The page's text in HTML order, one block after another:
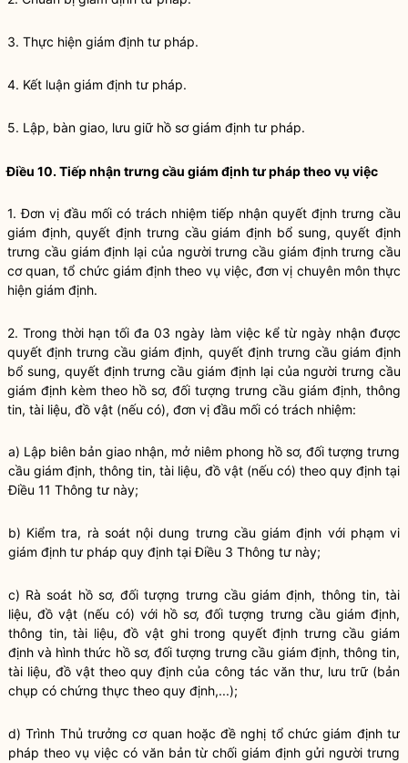
3. Thực hiện giám định tư pháp.
4. Kết luận giám định tư pháp.
5. Lập, bàn giao, lưu giữ hồ sơ giám định tư pháp.
Điều 10. Tiếp nhận trưng cầu giám định tư pháp theo vụ việc
1. Đơn vị đầu mối có trách nhiệm tiếp nhận quyết định trưng cầu
giám định, quyết định trưng cầu giám định bổ sung, quyết định
trưng cầu giám định lại của người trưng cầu giám định trưng cầu
cơ quan, tổ chức giám định theo vụ việc, đơn vị chuyên môn thực
hiện giám định.
2. Trong thời hạn tối đa 03 ngày làm việc kể từ ngày nhận được
quyết định trưng cầu giám định, quyết định trưng cầu giám định
bổ sung, quyết định trưng cầu giám định lại của người trưng cầu
giám định kèm theo hồ sơ, đối tượng trưng cầu giám định, thông
tin, tài liệu, đồ vật (nếu có), đơn vị đầu mối có trách nhiệm:
a) Lập biên bản giao nhận, mở niêm phong hồ sơ, đối tượng trưng
cầu giám định, thông tin, tài liệu, đồ vật (nếu có) theo quy định tại
Điều 11 Thông tư này;
b) Kiểm tra, rà soát nội dung trưng cầu giám định với phạm vi
giám định tư pháp quy định tại Điều 3 Thông tư này;
c) Rà soát hồ sơ, đối tượng trưng cầu giám định, thông tin, tài
liệu, đồ vật (nếu có) với hồ sơ, đối tượng trưng cầu giám định,
thông tin, tài liệu, đồ vật ghi trong quyết định trưng cầu giám
định và hình thức hồ sơ, đối tượng trưng cầu giám định, thông tin,
tài liệu, đồ vật theo quy định của công tác văn thư, lưu trữ (bản
chụp có chứng thực theo quy định,...);
d) Trình Thủ trưởng cơ quan hoặc đề nghị tổ chức giám định tư
pháp theo vụ việc có văn bản từ chối giám định gửi người trưng